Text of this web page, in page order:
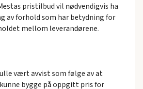
pristilbud vil nødvendigvis ha
av forhold som har betydning for
mellom leverandørene.
vært avvist som følge av at
bygge på oppgitt pris for